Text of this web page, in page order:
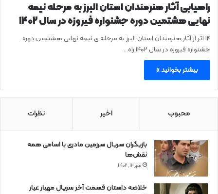
راهیابی آثار هنرمندان استان البرز به مرحله نیمه
نهایی هشتمین دوره جشنواره فیروزه در سال 1402
14 اثر از آثار هنرمندان استان البرز به مرحله ی نیمه نهایی هشتمین دوره
جشنواره فیروزه در سال 1402 راه…
بیشتر بخوانید »
محبوب اخیر نظرات
بازیگران سریال سرزمین مادری با اسامی همه
نقش‌ها
مهر ۱۲, ۱۴۰۲
خلاصه داستان قسمت آخر سریال مهیار عیار